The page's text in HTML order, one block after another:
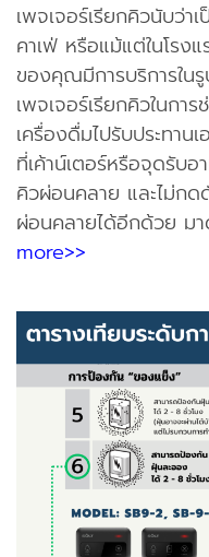
เพจเจอร์เรียกคิวนับว่า
คาเฟ่ หรือแม้แต่ในโรง
ของคุณมีการบริการใน
เพจเจอร์เรียกคิวในกา
เครื่องดื่มไปรับประทาน
ที่เค้าน์เตอร์หรือจุดรับอ
คิวผ่อนคลาย และไม่กด
ผ่อนคลายได้อีกด้วย มา
more>>